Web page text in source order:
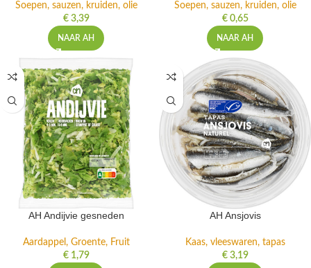
Soepen, sauzen, kruiden, olie
€3,39
NAAR AH
Soepen, sauzen, kruiden, olie
€0,65
NAAR AH
AH Andijvie gesneden
Aardappel, Groente, Fruit
€1,79
AH Ansjovis
Kaas, vleeswaren, tapas
€3,19